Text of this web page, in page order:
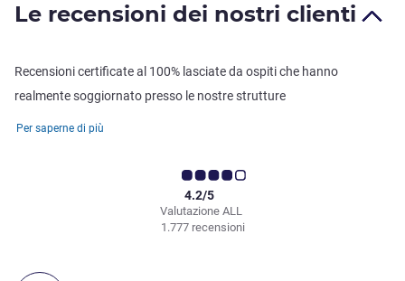
Le recensioni dei nostri clienti
Recensioni certificate al 100% lasciate da ospiti che hanno
realmente soggiornato presso le nostre strutture
Per saperne di più
Valutazione ALL
4.2/5
1.777 recensioni